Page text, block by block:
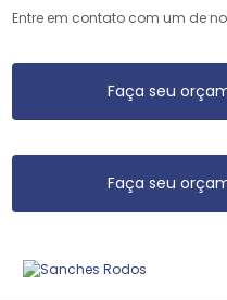
Entre em contato com um de
Faça seu
Faça seu